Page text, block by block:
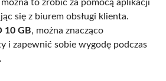
to zrobić za pomocą aplikacji
się z biurem obsługi klienta.
10 GB, można znacząco
i zapewnić sobie wygodę podczas